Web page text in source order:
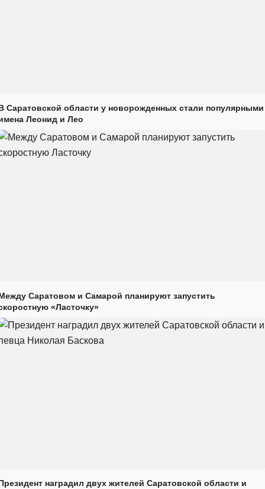
Саратовской области у новорожденных стали популярными
Леонид и Лео
Саратовом и Самарой планируют запустить
«Ласточку»
наградил двух жителей Саратовской области и